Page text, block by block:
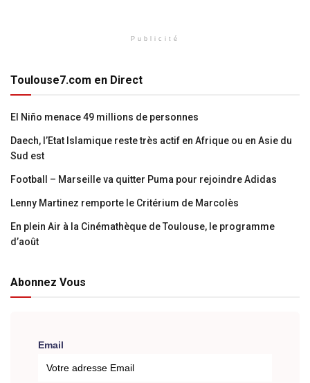
Publicité
Toulouse7.com en Direct
El Niño menace 49 millions de personnes
Daech, l’Etat Islamique reste très actif en Afrique ou en Asie du
Sud est
Football – Marseille va quitter Puma pour rejoindre Adidas
Lenny Martinez remporte le Critérium de Marcolès
En plein Air à la Cinémathèque de Toulouse, le programme
d’août
Abonnez Vous
Email